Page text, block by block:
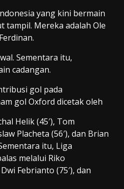
yang kini bermain
tampil. Mereka adalah Ole
Sementara itu,
cadangan.
gol pada
gol Oxford dicetak oleh
Helik (45′), Tom
Placheta (56′), dan Brian
itu, Liga
melalui Riko
Febrianto (75′), dan